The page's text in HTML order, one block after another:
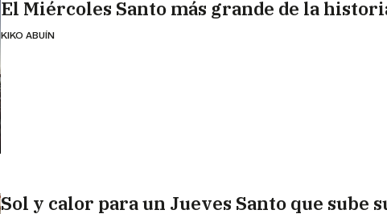
El Miércoles Santo más grande de la
KIKO ABUÍN
Sol y calor para un Jueves Santo que sube